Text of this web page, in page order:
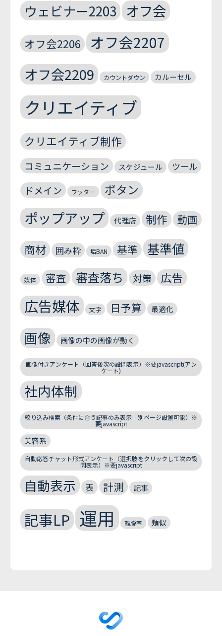
ウェビナー2203 オフ会
オフ会2206 オフ会2207
オフ会2209 カウントダウン カルーセル
クリエイティブ
クリエイティブ制作
コミュニケーション スケジュール ツール
ドメイン フッター ボタン
ポップアップ 代理店 制作 動画
商材 囲み枠 垢BAN 基準 基準値
媒体 審査 審査落ち 対策 広告
広告媒体 文字 日予算 最適化
画像 画像の中の画像が動く
画像付きアンケート（回答後次の設問表示）※要javascript(アン
ケート)
社内体制
絞り込み検索（条件に合う記事のみ表示｜別ページ設置可能）※
要javascript
美容系
自動応答チャット形式アンケート（選択肢をクリックして次の設
問表示）※要javascript
自動表示 表 計測 記事
記事LP 運用 離脱率 類似